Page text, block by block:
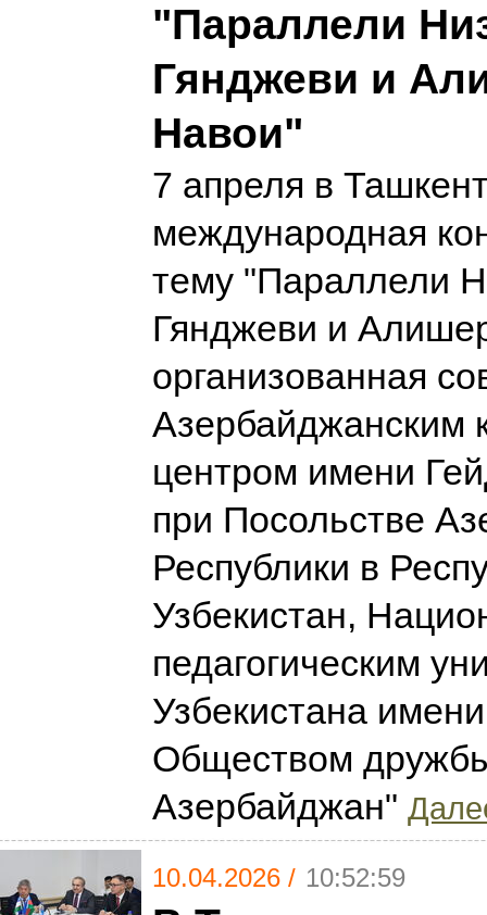
"Параллели
Гянджеви и
Навои"
7 апреля в
международная
тему "Параллели
Гянджеви и
организованная
Азербайджанским
центром имени
при Посольстве
Республики в
Узбекистан,
педагогическим
Узбекистана
Обществом
Азербайджан"
10.04.2026 / 10:52:59